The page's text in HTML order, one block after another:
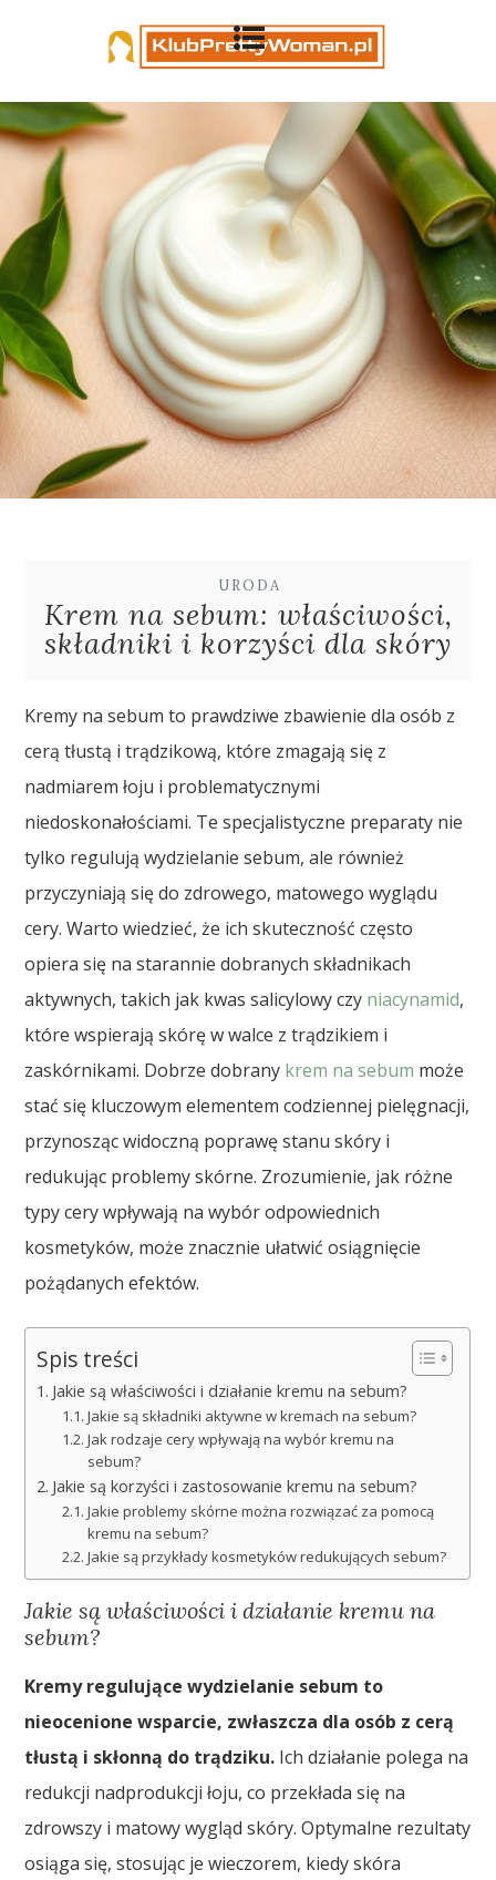
URODA
Krem na sebum: właściwości,
składniki i korzyści dla skóry
Kremy na sebum to prawdziwe zbawienie dla osób z
cerą tłustą i trądzikową, które zmagają się z
nadmiarem łoju i problematycznymi
niedoskonałościami. Te specjalistyczne preparaty nie
tylko regulują wydzielanie sebum, ale również
przyczyniają się do zdrowego, matowego wyglądu
cery. Warto wiedzieć, że ich skuteczność często
opiera się na starannie dobranych składnikach
aktywnych, takich jak kwas salicylowy czy niacynamid,
które wspierają skórę w walce z trądzikiem i
zaskórnikami. Dobrze dobrany krem na sebum może
stać się kluczowym elementem codziennej pielęgnacji,
przynosząc widoczną poprawę stanu skóry i
redukując problemy skórne. Zrozumienie, jak różne
typy cery wpływają na wybór odpowiednich
kosmetyków, może znacznie ułatwić osiągnięcie
pożądanych efektów.
Spis treści
Jakie są właściwości i działanie kremu na sebum?
Jakie są składniki aktywne w kremach na sebum?
Jak rodzaje cery wpływają na wybór kremu na
sebum?
Jakie są korzyści i zastosowanie kremu na sebum?
Jakie problemy skórne można rozwiązać za pomocą
kremu na sebum?
Jakie są przykłady kosmetyków redukujących sebum?
Jakie są właściwości i działanie kremu na
sebum?
Kremy regulujące wydzielanie sebum to
nieocenione wsparcie, zwłaszcza dla osób z cerą
tłustą i skłonną do trądziku. Ich działanie polega na
redukcji nadprodukcji łoju, co przekłada się na
zdrowszy i matowy wygląd skóry. Optymalne rezultaty
osiąga się, stosując je wieczorem, kiedy skóra